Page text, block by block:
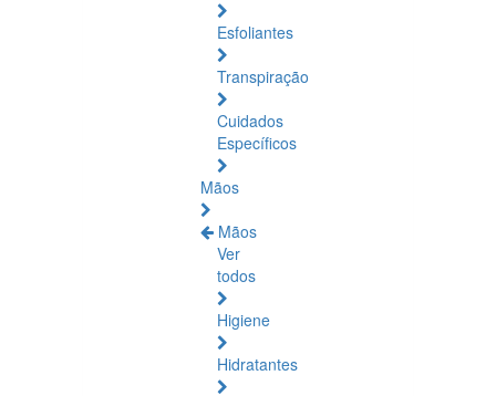
Esfoliantes
Transpiração
Cuidados
Específicos
Mãos
Mãos
Ver
todos
Higiene
Hidratantes